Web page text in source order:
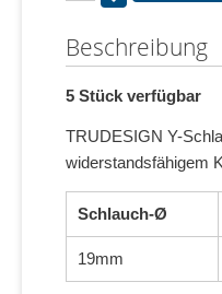
Beschreibung
5 Stück verfügbar
TRUDESIGN Y-
widerstandsfähigem
Schlauch-Ø
19mm